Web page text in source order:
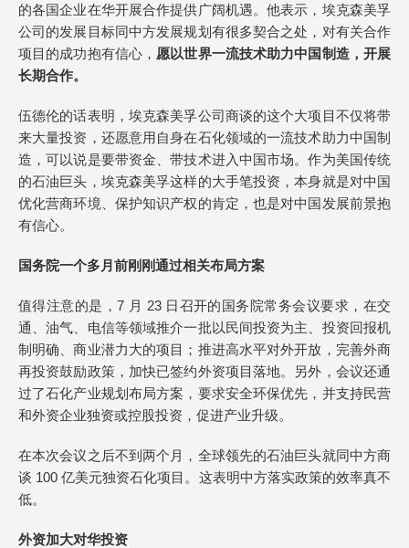
的各国企业在华开展合作提供广阔机遇。他表示，埃克森美孚
公司的发展目标同中方发展规划有很多契合之处，对有关合作
项目的成功抱有信心， 愿以世界一流技术助力中国制造，开展
长期合作。
伍德伦的话表明，埃克森美孚公司商谈的这个大项目不仅将带
来大量投资，还愿意用自身在石化领域的一流技术助力中国制
造，可以说是要带资金、带技术进入中国市场。作为美国传统
的石油巨头，埃克森美孚这样的大手笔投资，本身就是对中国
优化营商环境、保护知识产权的肯定，也是对中国发展前景抱
有信心。
国务院一个多月前刚刚通过相关布局方案
值得注意的是，7 月 23 日召开的国务院常务会议要求，在交
通、油气、电信等领域推介一批以民间投资为主、投资回报机
制明确、商业潜力大的项目；推进高水平对外开放，完善外商
再投资鼓励政策，加快已签约外资项目落地。另外，会议还通
过了石化产业规划布局方案，要求安全环保优先，并支持民营
和外资企业独资或控股投资，促进产业升级。
在本次会议之后不到两个月，全球领先的石油巨头就同中方商
谈 100 亿美元独资石化项目。这表明中方落实政策的效率真不
低。
外资加大对华投资